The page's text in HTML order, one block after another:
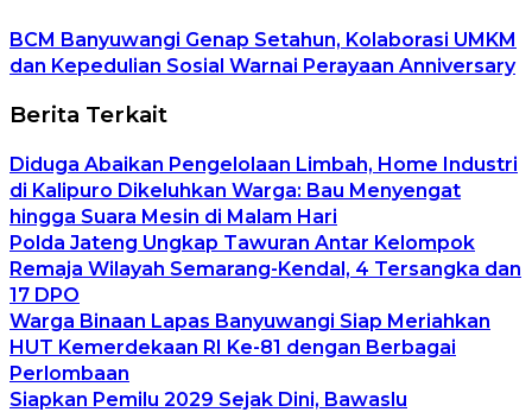
BCM Banyuwangi Genap Setahun, Kolaborasi UMKM
dan Kepedulian Sosial Warnai Perayaan Anniversary
Berita Terkait
Diduga Abaikan Pengelolaan Limbah, Home Industri
di Kalipuro Dikeluhkan Warga: Bau Menyengat
hingga Suara Mesin di Malam Hari
Polda Jateng Ungkap Tawuran Antar Kelompok
Remaja Wilayah Semarang-Kendal, 4 Tersangka dan
17 DPO
Warga Binaan Lapas Banyuwangi Siap Meriahkan
HUT Kemerdekaan RI Ke-81 dengan Berbagai
Perlombaan
Siapkan Pemilu 2029 Sejak Dini, Bawaslu